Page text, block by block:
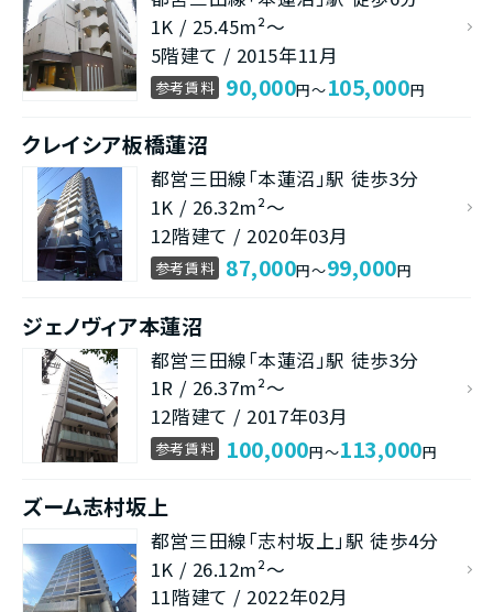
1K / 25.45m²～
5階建て / 2015年11月
参考賃料 90,000円～105,000円
クレイシア板橋蓮沼
都営三田線「本蓮沼」駅 徒歩3分
1K / 26.32m²～
12階建て / 2020年03月
参考賃料 87,000円～99,000円
ジェノヴィア本蓮沼
都営三田線「本蓮沼」駅 徒歩3分
1R / 26.37m²～
12階建て / 2017年03月
参考賃料 100,000円～113,000円
ズーム志村坂上
都営三田線「志村坂上」駅 徒歩4分
1K / 26.12m²～
11階建て / 2022年02月